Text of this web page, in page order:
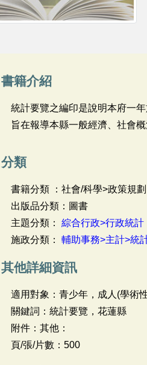
書籍介紹
統計要覽之編印是說明本府一
旨在報導本縣一般經濟、社會
分類
書籍分類 ：社會/科學>政策規劃
出版品分類：圖書
主題分類： 綜合行政>行政統計
施政分類： 輔助事務>主計>統
其他詳細資訊
適用對象：青少年，成人(學術
關鍵詞：統計要覽，花蓮縣
附件：其他：
頁/張/片數：500